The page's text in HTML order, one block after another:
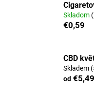
Skladom
€0,59
CBD
Skladem
od €5,49